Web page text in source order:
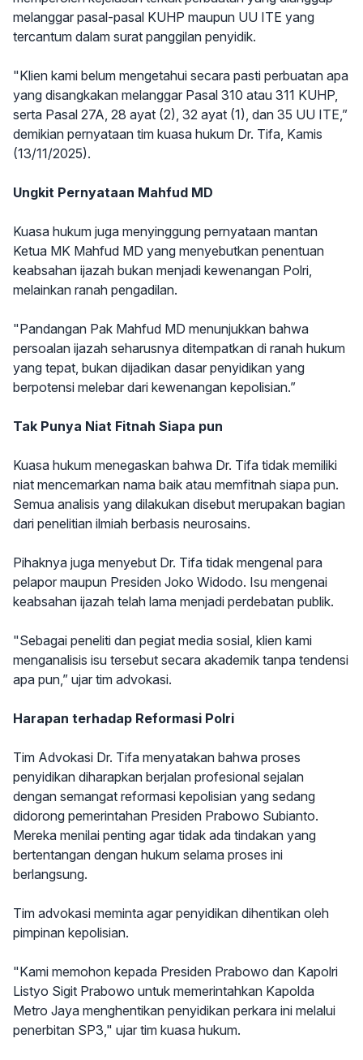
melanggar pasal-pasal KUHP maupun UU ITE yang
tercantum dalam surat panggilan penyidik.
"Klien kami belum mengetahui secara pasti perbuatan apa
yang disangkakan melanggar Pasal 310 atau 311 KUHP,
serta Pasal 27A, 28 ayat (2), 32 ayat (1), dan 35 UU ITE,”
demikian pernyataan tim kuasa hukum Dr. Tifa, Kamis
(13/11/2025).
Ungkit Pernyataan Mahfud MD
Kuasa hukum juga menyinggung pernyataan mantan
Ketua MK Mahfud MD yang menyebutkan penentuan
keabsahan ijazah bukan menjadi kewenangan Polri,
melainkan ranah pengadilan.
"Pandangan Pak Mahfud MD menunjukkan bahwa
persoalan ijazah seharusnya ditempatkan di ranah hukum
yang tepat, bukan dijadikan dasar penyidikan yang
berpotensi melebar dari kewenangan kepolisian.”
Tak Punya Niat Fitnah Siapa pun
Kuasa hukum menegaskan bahwa Dr. Tifa tidak memiliki
niat mencemarkan nama baik atau memfitnah siapa pun.
Semua analisis yang dilakukan disebut merupakan bagian
dari penelitian ilmiah berbasis neurosains.
Pihaknya juga menyebut Dr. Tifa tidak mengenal para
pelapor maupun Presiden Joko Widodo. Isu mengenai
keabsahan ijazah telah lama menjadi perdebatan publik.
"Sebagai peneliti dan pegiat media sosial, klien kami
menganalisis isu tersebut secara akademik tanpa tendensi
apa pun,” ujar tim advokasi.
Harapan terhadap Reformasi Polri
Tim Advokasi Dr. Tifa menyatakan bahwa proses
penyidikan diharapkan berjalan profesional sejalan
dengan semangat reformasi kepolisian yang sedang
didorong pemerintahan Presiden Prabowo Subianto.
Mereka menilai penting agar tidak ada tindakan yang
bertentangan dengan hukum selama proses ini
berlangsung.
Tim advokasi meminta agar penyidikan dihentikan oleh
pimpinan kepolisian.
"Kami memohon kepada Presiden Prabowo dan Kapolri
Listyo Sigit Prabowo untuk memerintahkan Kapolda
Metro Jaya menghentikan penyidikan perkara ini melalui
penerbitan SP3," ujar tim kuasa hukum.